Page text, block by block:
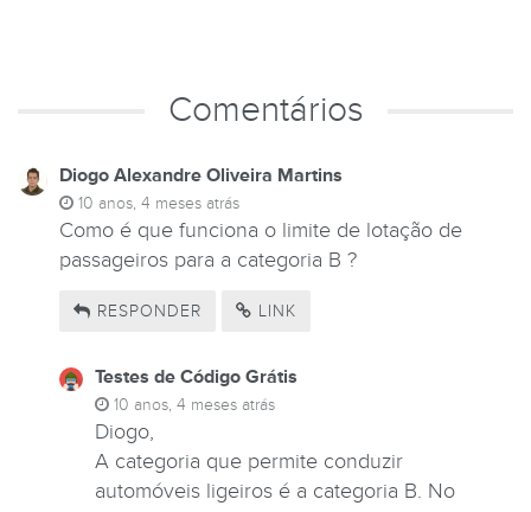
Comentários
Diogo Alexandre Oliveira Martins
10 anos, 4 meses atrás
Como é que funciona o limite de lotação de
passageiros para a categoria B ?
RESPONDER LINK
Testes de Código Grátis
10 anos, 4 meses atrás
Diogo,
A categoria que permite conduzir
automóveis ligeiros é a categoria B. No